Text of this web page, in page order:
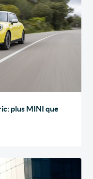
plus MINI que